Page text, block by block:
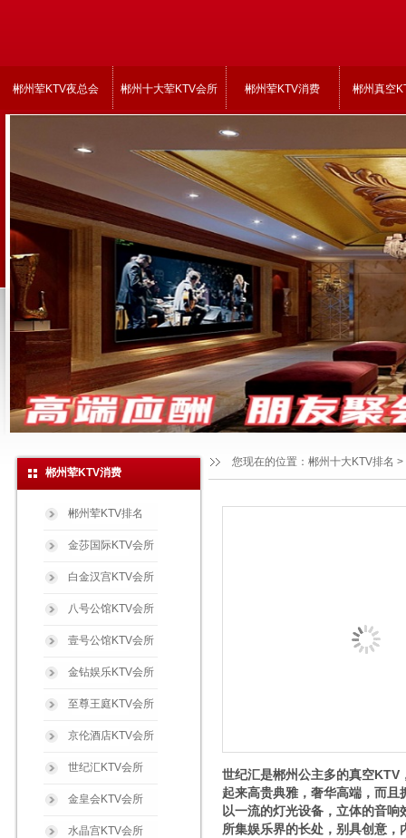
郴州荤KTV夜总会 郴州十大荤KTV会所 郴州荤KTV消费 郴州真空
郴州荤KTV消费
郴州荤KTV排名
金莎国际KTV会所
白金汉宫KTV会所
八号公馆KTV会所
壹号公馆KTV会所
金钻娱乐KTV会所
至尊王庭KTV会所
京伦酒店KTV会所
世纪汇KTV会所
金皇会KTV会所
水晶宫KTV会所
您现在的位置： 郴州十大KTV排名 >
世纪汇是郴州公主多的真空KTV
起来高贵典雅，奢华高端，而
以一流的灯光设备，立体的音
所集娱乐界的长处，别具创意